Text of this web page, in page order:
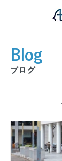
Blog
ブログ